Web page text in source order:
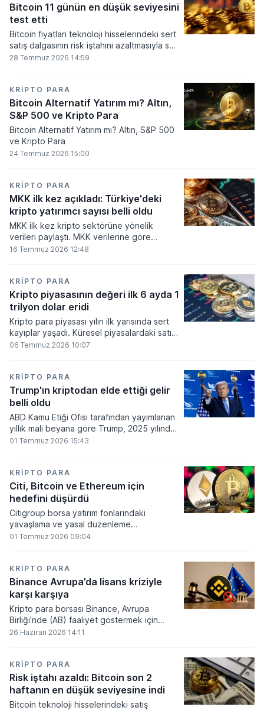
seviyesine ulaştı.
Bitcoin 11 günün en düşük seviyesini
test etti
Bitcoin fiyatları teknoloji hisselerindeki sert
satış dalgasının risk iştahını azaltmasıyla son
11 günün en düşük seviyesine indi.
28 Temmuz 2026 14:59
KRIPTO PARA
Bitcoin Alternatif Yatırım mı? Altın,
S&P 500 ve Kripto Para
Bitcoin Alternatif Yatırım mı? Altın, S&P 500
ve Kripto Para
24 Temmuz 2026 15:00
KRIPTO PARA
MKK ilk kez açıkladı: Türkiye'deki
kripto yatırımcı sayısı belli oldu
MKK ilk kez kripto sektörüne yönelik
verileri paylaştı. MKK verilerine göre
platformlarda bugüne kadar 5,6 milyon
olarak belirlendi.
16 Temmuz 2026 12:48
KRIPTO PARA
Kripto piyasasının değeri ilk 6 ayda 1
trilyon dolar eridi
Kripto para piyasası yılın ilk yarısında sert
kayıplar yaşadı. Küresel piyasalardaki satış
baskısı ve artan faiz baskısının etkisiyle
06 Temmuz 2026 10:07
KRIPTO PARA
Trump'ın kriptodan elde ettiği gelir
belli oldu
ABD Kamu Etiği Ofisi tarafından yayımlanan
yıllık mali beyana göre Trump, 2025 yılında
kripto para ve memecoin faaliyetlerinden
01 Temmuz 2026 15:43
KRIPTO PARA
Citi, Bitcoin ve Ethereum için
hedefini düşürdü
Citigroup borsa yatırım fonlarındaki
yavaşlama ve yasal düzenleme
beklentilerinin zayıflaması üzerine kripto
01 Temmuz 2026 09:04
KRIPTO PARA
Binance Avrupa’da lisans kriziyle
karşı karşıya
Kripto para borsası Binance, Avrupa
Birliği'nde (AB) faaliyet göstermek için
gerekli düzenleyici onayları alamadı.
26 Haziran 2026 14:11
KRIPTO PARA
Risk iştahı azaldı: Bitcoin son 2
haftanın en düşük seviyesine indi
Bitcoin teknoloji hisselerindeki satış